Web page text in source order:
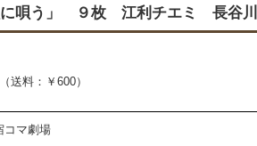
に唄う」 ９枚 江利チエミ 長谷
（送料：￥600）
コマ劇場